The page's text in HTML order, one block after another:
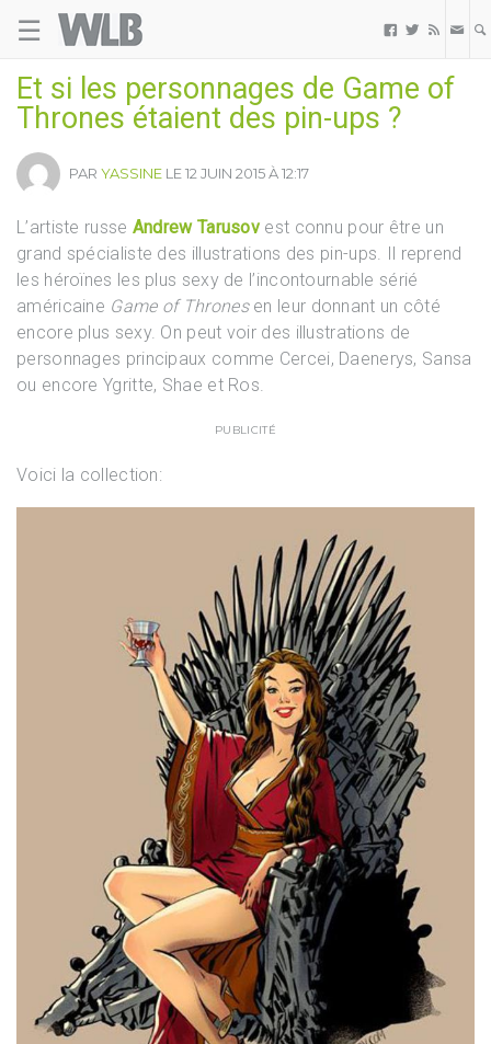
☰   
Et si les personnages de Game of
Thrones étaient des pin-ups ?
PAR YASSINE LE 12 JUIN 2015 À 12:17
L’artiste russe Andrew Tarusov est connu pour être un
grand spécialiste des illustrations des pin-ups. Il reprend
les héroïnes les plus sexy de l’incontournable sérié
américaine Game of Thronesen leur donnant un côté
encore plus sexy. On peut voir des illustrations de
personnages principaux comme Cercei, Daenerys, Sansa
ou encore Ygritte, Shae et Ros.
PUBLICITÉ
Voici la collection: